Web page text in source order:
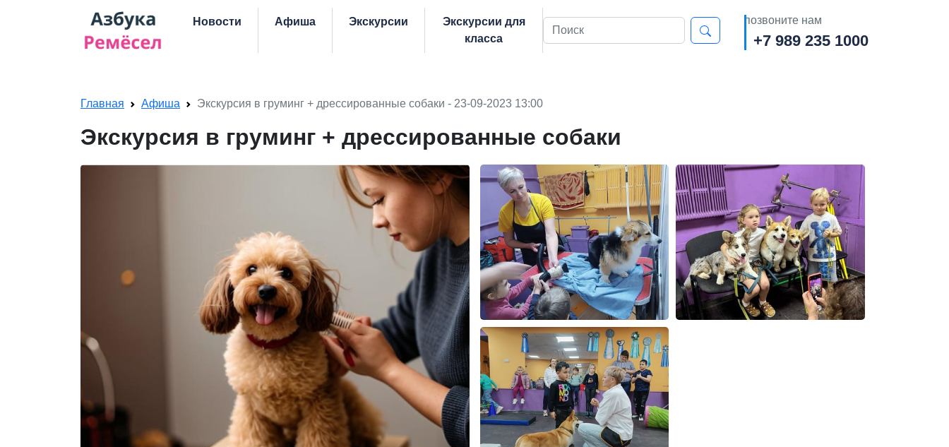
Новости
Афиша Экскурсии
Экскурсии для
класса
Поиск позвоните нам
+7 989 235 1000
Главная Афиша Экскурсия в груминг + дрессированные собаки - 23-09-2023 13:00
Экскурсия в груминг + дрессированные собаки